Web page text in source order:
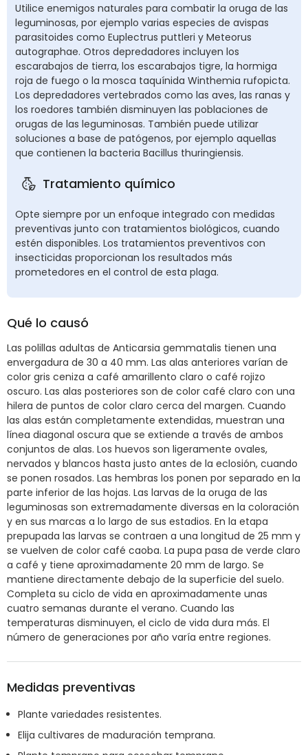
Utilice enemigos naturales para combatir la oruga de las
leguminosas, por ejemplo varias especies de avispas
parasitoides como Euplectrus puttleri y Meteorus
autographae. Otros depredadores incluyen los
escarabajos de tierra, los escarabajos tigre, la hormiga
roja de fuego o la mosca taquínida Winthemia rufopicta.
Los depredadores vertebrados como las aves, las ranas y
los roedores también disminuyen las poblaciones de
orugas de las leguminosas. También puede utilizar
soluciones a base de patógenos, por ejemplo aquellas
que contienen la bacteria Bacillus thuringiensis.
Tratamiento químico
Opte siempre por un enfoque integrado con medidas
preventivas junto con tratamientos biológicos, cuando
estén disponibles. Los tratamientos preventivos con
insecticidas proporcionan los resultados más
prometedores en el control de esta plaga.
Qué lo causó
Las polillas adultas de Anticarsia gemmatalis tienen una
envergadura de 30 a 40 mm. Las alas anteriores varían de
color gris ceniza a café amarillento claro o café rojizo
oscuro. Las alas posteriores son de color café claro con una
hilera de puntos de color claro cerca del margen. Cuando
las alas están completamente extendidas, muestran una
línea diagonal oscura que se extiende a través de ambos
conjuntos de alas. Los huevos son ligeramente ovales,
nervados y blancos hasta justo antes de la eclosión, cuando
se ponen rosados. Las hembras los ponen por separado en la
parte inferior de las hojas. Las larvas de la oruga de las
leguminosas son extremadamente diversas en la coloración
y en sus marcas a lo largo de sus estadios. En la etapa
prepupada las larvas se contraen a una longitud de 25 mm y
se vuelven de color café caoba. La pupa pasa de verde claro
a café y tiene aproximadamente 20 mm de largo. Se
mantiene directamente debajo de la superficie del suelo.
Completa su ciclo de vida en aproximadamente unas
cuatro semanas durante el verano. Cuando las
temperaturas disminuyen, el ciclo de vida dura más. El
número de generaciones por año varía entre regiones.
Medidas preventivas
Plante variedades resistentes.
Elija cultivares de maduración temprana.